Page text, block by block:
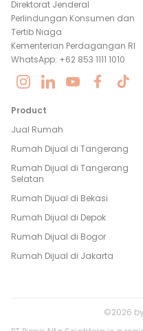
Direktorat Jenderal
Perlindungan Konsumen dan
Tertib Niaga
Kementerian Perdagangan RI
WhatsApp: +62 853 1111 1010
Product
Jual Rumah
Rumah Dijual di Tangerang
Rumah Dijual di Tangerang
Selatan
Rumah Dijual di Bekasi
Rumah Dijual di Depok
Rumah Dijual di Bogor
Rumah Dijual di Jakarta
©2026